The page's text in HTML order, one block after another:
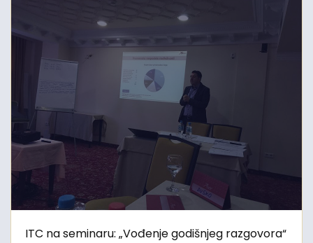
ITC na seminaru: „Vođenje godišnjeg razgovora“